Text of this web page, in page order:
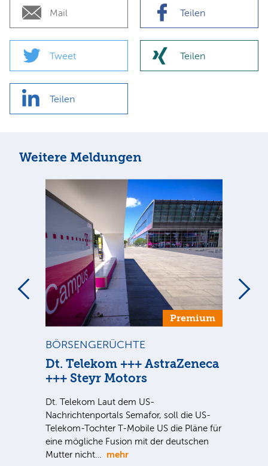
Mail Teilen
Tweet Teilen
Teilen
Weitere Meldungen
Premium
BÖRSENGERÜCHTE
Dt. Telekom +++ AstraZeneca
+++ Steyr Motors
Dt. Telekom Laut dem US-
Nachrichtenportals Semafor, soll die US-
Telekom-Tochter T-Mobile US die Pläne für
eine mögliche Fusion mit der deutschen
Mutter nicht… mehr